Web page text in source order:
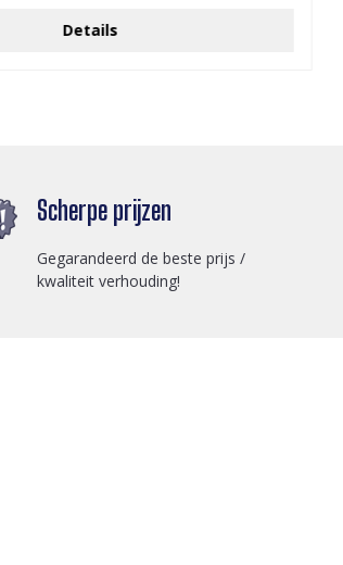
Details
Scherpe prijzen
Gegarandeerd de beste prijs /
kwaliteit verhouding!